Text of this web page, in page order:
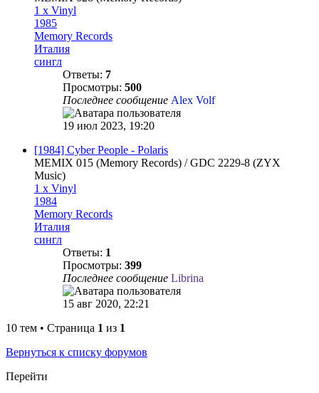
1 x Vinyl
1985
Memory Records
Италия
сингл
Ответы: 7
Просмотры: 500
Последнее сообщение Alex Volf
19 июл 2023, 19:20
[1984] Cyber People - Polaris
MEMIX 015 (Memory Records) / GDC 2229-8 (ZYX
Music)
1 x Vinyl
1984
Memory Records
Италия
сингл
Ответы: 1
Просмотры: 399
Последнее сообщение Librina
15 авг 2020, 22:21
10 тем • Страница 1 из 1
Вернуться к списку форумов
Перейти